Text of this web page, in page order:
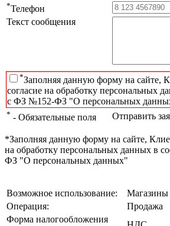
*Телефон
Текст сообщения
*Заполняя данную форму на сайте,
согласие на обработку персональных
с ФЗ №152-ФЗ "О персональных
* - Обязательные поля Отправить
*Заполняя данную форму на сайте,
на обработку персональных данных в
ФЗ "О персональных данных"
Возможное использование:
Магазины
Операция:
Продажа
Форма налогообложения